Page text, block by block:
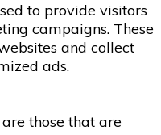
to provide visitors
campaigns. These
and collect
ads.
those that are